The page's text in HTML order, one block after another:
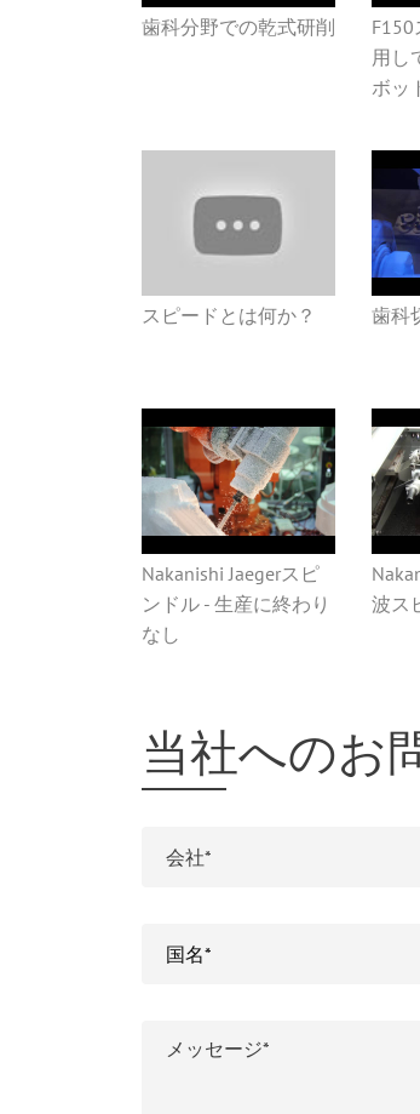
歯科分野での乾式研削
用し
ボッ
スピードとは何か？ 歯科
Nakanishi Jaegerスピ
ンドル - 生産に終わり
なし
波ス
当社へのお